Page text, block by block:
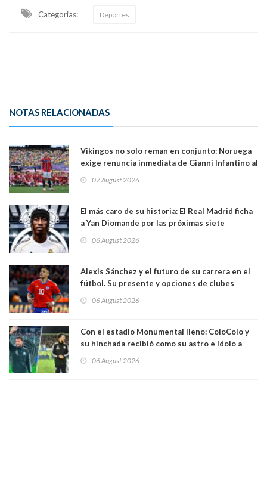
Categorias: Deportes
NOTAS RELACIONADAS
Vikingos no solo reman en conjunto: Noruega
exige renuncia inmediata de Gianni Infantino al
07 August 2026
El más caro de su historia: El Real Madrid ficha
a Yan Diomande por las próximas siete
06 August 2026
Alexis Sánchez y el futuro de su carrera en el
fútbol. Su presente y opciones de clubes
06 August 2026
Con el estadio Monumental lleno: ColoColo y
su hinchada recibió como su astro e ídolo a
06 August 2026